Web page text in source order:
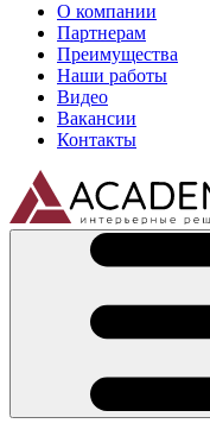
О компании
Партнерам
Преимущества
Наши работы
Видео
Вакансии
Контакты